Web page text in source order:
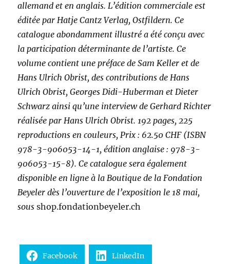
allemand et en anglais. L’édition commerciale est
éditée par Hatje Cantz Verlag, Ostfildern. Ce
catalogue abondamment illustré a été conçu avec
la participation déterminante de l’artiste. Ce
volume contient une préface de Sam Keller et de
Hans Ulrich Obrist, des contributions de Hans
Ulrich Obrist, Georges Didi-Huberman et Dieter
Schwarz ainsi qu’une interview de Gerhard Richter
réalisée par Hans Ulrich Obrist. 192 pages, 225
reproductions en couleurs, Prix : 62.50 CHF (ISBN
978-3-906053-14-1, édition anglaise : 978-3-
906053-15-8). Ce catalogue sera également
disponible en ligne à la Boutique de la Fondation
Beyeler dès l’ouverture de l’exposition le 18 mai,
sous shop.fondationbeyeler.ch
Facebook LinkedIn